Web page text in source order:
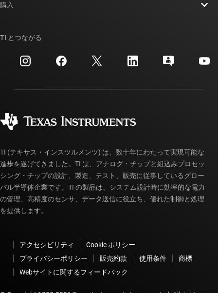
投資家向け情報
製造
クロスリファレンス検索
カスタマー・サポート・センター
myTI アカウントの FAQ
購入
ご注文に関する FAQ
TI とつながる
TI (テキサス・インスツルメンツ) は、数十年にわたって実現可能な
進歩を遂げてきました。TI は、アナログ・チップと組込みプロセッ
シング・チップの設計、製造、テスト、販売に従事しているグロー
バル半導体企業です。TI の製品は、システム設計時に効率的な電力
の管理、高精度のセンサ、データ送信に役立ち、優れた制御と処理
を提供します。
アクセシビリティ
Cookie ポリシー
プライバシーポリシー
販売約款 使用条件
商標
Webサイトに関するフィードバック